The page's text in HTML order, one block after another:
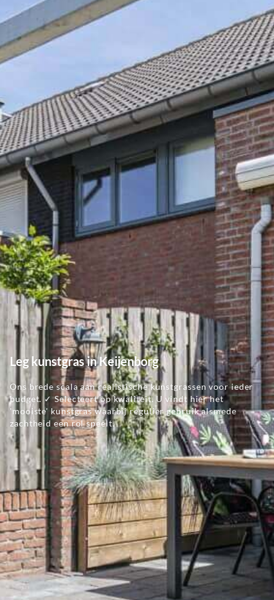
Leg kunstgras in Keijenborg
Ons brede scala aan realistische kunstgrassen voor ieder
budget. ✓ Selecteert op kwaliteit. U vindt hier het
'mooiste' kunstgras waarbij regulier gebruik alsmede
zachtheid een rol speelt.